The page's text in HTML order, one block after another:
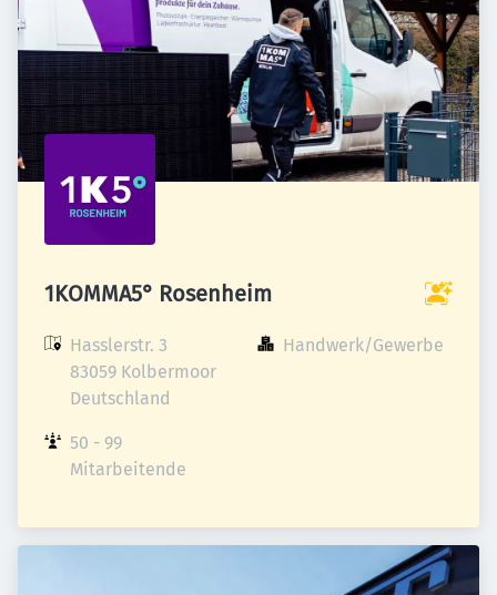
1KOMMA5° Rosenheim
Hasslerstr. 3
83059 Kolbermoor
Deutschland
Handwerk/Gewerbe
50 - 99
Mitarbeitende